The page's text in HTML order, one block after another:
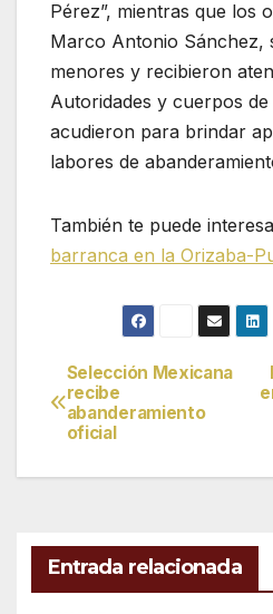
Pérez”, mientras que los
Marco Antonio Sánchez,
menores y recibieron
Autoridades y cuerpos
acudieron para brindar
labores de
También te puede
barranca en la Orizaba-
Navegación
de
entradas
Selección Mexicana
recibe
abanderamiento
oficial
Entrada relacionada